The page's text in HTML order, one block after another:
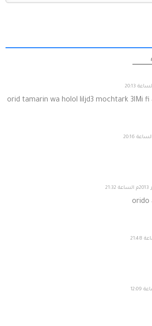
orid tamarin wa holol liljd3 mochtark 3lMi fi
orido